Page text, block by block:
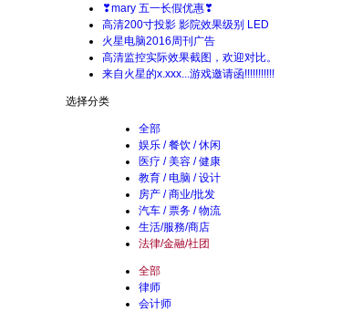
❣mary 五一长假优惠❣
高清200寸投影 影院效果级别 LED
火星电脑2016周刊广告
高清监控实际效果截图，欢迎对比。
来自火星的x.xxx...游戏邀请函!!!!!!!!!!!
选择分类
全部
娱乐 / 餐饮 / 休闲
医疗 / 美容 / 健康
教育 / 电脑 / 设计
房产 / 商业/批发
汽车 / 票务 / 物流
生活/服務/商店
法律/金融/社团
全部
律师
会计师